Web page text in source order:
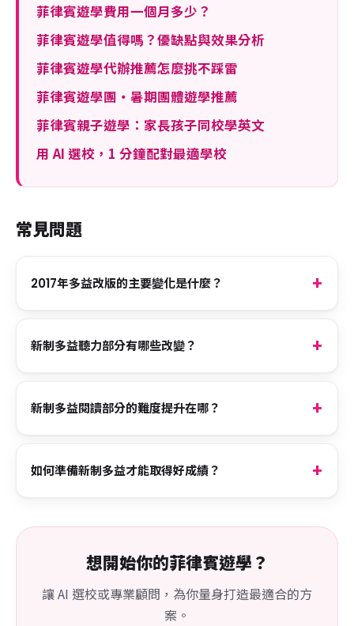
菲律賓遊學費用一個月多少？
菲律賓遊學值得嗎？優缺點與效果分析
菲律賓遊學代辦推薦怎麼挑不踩雷
菲律賓遊學團・暑期團體遊學推薦
菲律賓親子遊學：家長孩子同校學英文
用 AI 選校，1 分鐘配對最適學校
常見問題
2017年多益改版的主要變化是什麼？
新制多益聽力部分有哪些改變？
新制多益閱讀部分的難度提升在哪？
如何準備新制多益才能取得好成績？
想開始你的菲律賓遊學？
讓 AI 選校或專業顧問，為你量身打造最適合的方
案。